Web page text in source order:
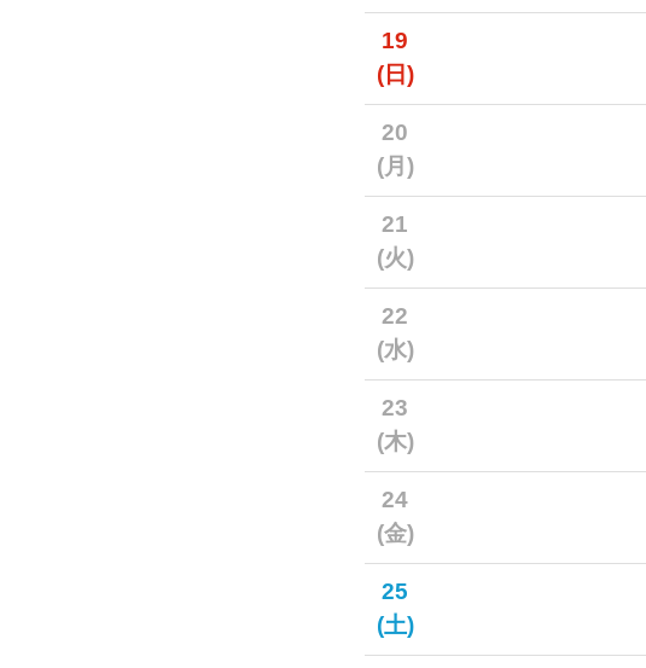
19
(日)
20
(月)
21
(火)
22
(水)
23
(木)
24
(金)
25
(土)